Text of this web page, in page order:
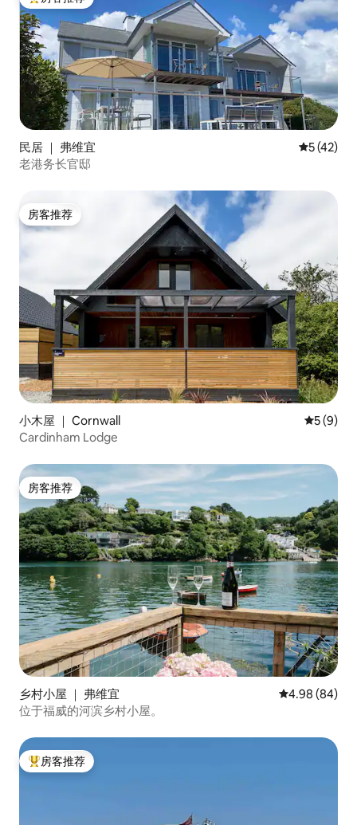
热门「房客推荐」
民居 ｜ 弗维宜 平均评分
5 (42)
老港务长官邸
房客推荐
房客推荐
小木屋 ｜ Cornwall 平均评分
5 (9)
Cardinham Lodge
房客推荐
房客推荐
乡村小屋 ｜ 弗维宜 平均评分 4.98
4.98 (84)
位于福威的河滨乡村小屋。
热门「房客推荐」
房客推荐